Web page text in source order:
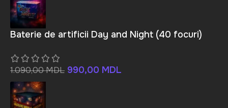
Baterie de artificii Day and Night (40 focuri)
1.090,00MDL 990,00 MDL